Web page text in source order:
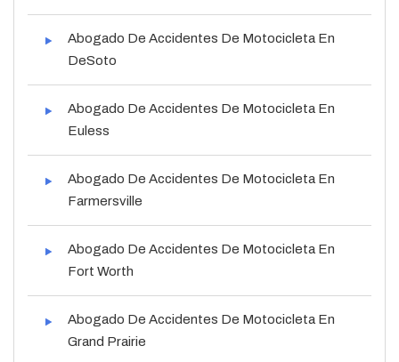
Abogado De Accidentes De Motocicleta En
DeSoto
Abogado De Accidentes De Motocicleta En
Euless
Abogado De Accidentes De Motocicleta En
Farmersville
Abogado De Accidentes De Motocicleta En
Fort Worth
Abogado De Accidentes De Motocicleta En
Grand Prairie